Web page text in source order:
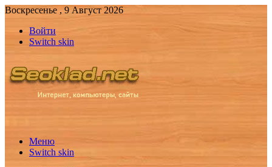
Воскресенье , 9 Август 2026
Войти
Switch skin
Меню
Switch skin